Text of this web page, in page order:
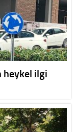
heykel ilgi